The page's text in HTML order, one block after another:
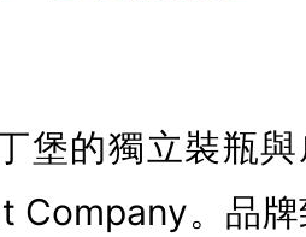
堡的獨立裝瓶與
Company。品牌